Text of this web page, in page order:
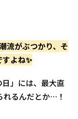
流がぶつかり、そ
よね✨
」には、最大直
るんだとか…！